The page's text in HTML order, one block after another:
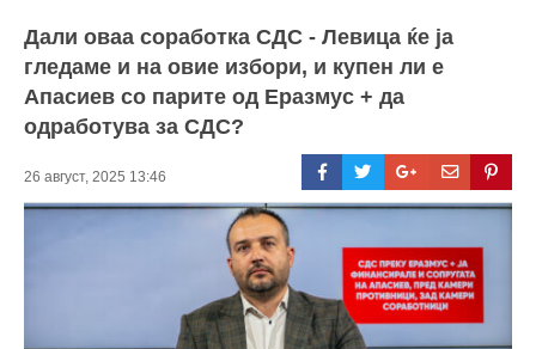
Дали оваа соработка СДС - Левица ќе ја
гледаме и на овие избори, и купен ли е
Апасиев со парите од Еразмус + да
одработува за СДС?
26 август, 2025 13:46